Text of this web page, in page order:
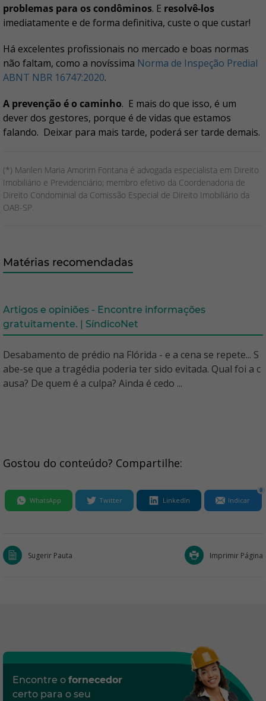
problemas para os condôminos. E resolvê-los
imediatamente e de forma definitiva, custe o que custar!
Há excelentes profissionais no mercado e boas normas
não faltam, como a novíssima Norma de Inspeção Predial
ABNT NBR 16747:2020.
A prevenção é o caminho. E mais do que isso, é um
dever dos gestores, porque é de vidas que estamos
falando. Deixar para mais tarde, poderá ser tarde demais.
(*) Marilen Maria Amorim Fontana é advogada especialista em Direito
Imobiliário e Previdenciário; membro efetivo da Coordenadoria de
Direito Condominial da Comissão Especial de Direito Imobiliário da
OAB-SP.
Matérias recomendadas
Artigos e opiniões - Encontre informações
gratuitamente. | SíndicoNet
Desabamento de prédio na Flórida - e a cena se repete... S
abe-se que a tragédia poderia ter sido evitada. Qual foi a c
ausa? De quem é a culpa? Ainda é cedo ...
Gostou do conteúdo? Compartilhe:
WhatsApp Twitter LinkedIn Indicar
0
Sugerir Pauta Imprimir Página
Encontre o fornecedor
certo para o seu